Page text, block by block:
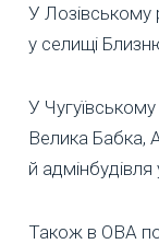
У Лозівському
у селищі
У
Велика Бабка,
й адмінбудівля
Також в ОВА